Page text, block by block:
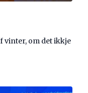
vinter, om det ikkje